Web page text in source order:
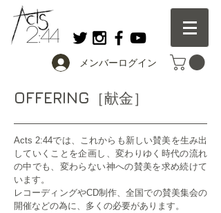
メンバーログイン
OFFERING ［献金］
Acts 2:44では、これからも新しい賛美を生み出
していくことを企画し、変わりゆく時代の流れ
の中でも、変わらない神への賛美を求め続けて
います。
レコーディングやCD制作、全国での賛美集会の
開催などの為に、多くの必要があります。